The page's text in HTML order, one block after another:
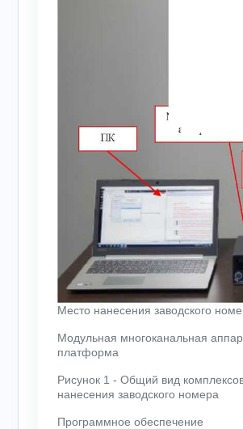
Место нанесения заводского
Модульная многоканальная
платформа
Рисунок 1 - Общий вид
нанесения заводского номера
Программное обеспечение